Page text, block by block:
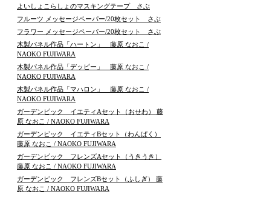
よいしょこらしょのマスキングテープ さぶ
フルーツ メッセージペーパー/20枚セット さぶ
フラワー メッセージペーパー/20枚セット さぶ
木製パネル作品「ハートン」 藤原 なおこ /
NAOKO FUJIWARA
木製パネル作品「デッピー」 藤原 なおこ /
NAOKO FUJIWARA
木製パネル作品「マハロン」 藤原 なおこ /
NAOKO FUJIWARA
ガーデンピック イエティAセット（おせわ） 藤
原 なおこ / NAOKO FUJIWARA
ガーデンピック イエティBセット（わんぱく）
藤原 なおこ / NAOKO FUJIWARA
ガーデンピック フレンズAセット（うきうき）
藤原 なおこ / NAOKO FUJIWARA
ガーデンピック フレンズBセット（ふしぎ） 藤
原 なおこ / NAOKO FUJIWARA